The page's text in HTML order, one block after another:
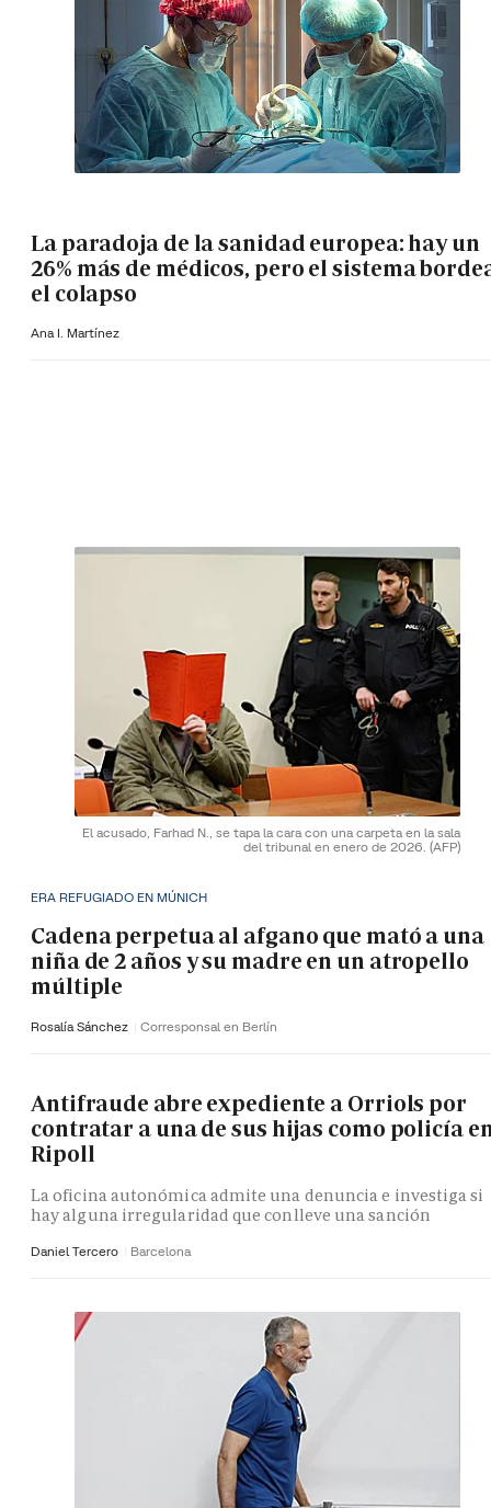
La paradoja de la sanidad europea: hay un
26% más de médicos, pero el sistema
el colapso
Ana I. Martínez
El acusado, Farhad N., se tapa la cara con una carpeta en la sala
del tribunal en enero de 2026. (AFP)
ERA REFUGIADO EN MÚNICH
Cadena perpetua al afgano que mató a una
niña de 2 años y su madre en un atropello
múltiple
Rosalía Sánchez Corresponsal en Berlín
Antifraude abre expediente a Orriols por
contratar a una de sus hijas como policía
Ripoll
La oficina autonómica admite una denuncia e investiga si
hay alguna irregularidad que conlleve una sanción
Daniel Tercero Barcelona